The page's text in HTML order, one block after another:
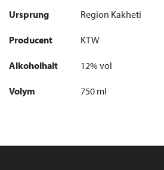
Ursprung Region Kakheti
Producent KTW
Alkoholhalt 12% vol
Volym 750 ml